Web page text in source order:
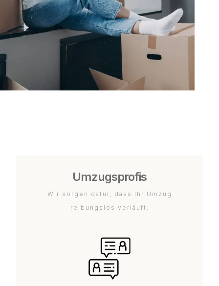
Umzugsprofis
Wir sorgen dafür, dass Ihr Umzug
reibungslos verläuft.